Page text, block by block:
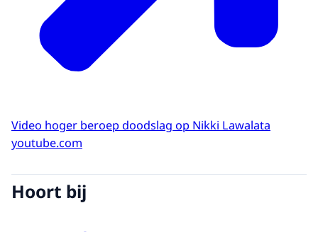
Video hoger beroep doodslag op Nikki Lawalata
youtube.com
Hoort bij